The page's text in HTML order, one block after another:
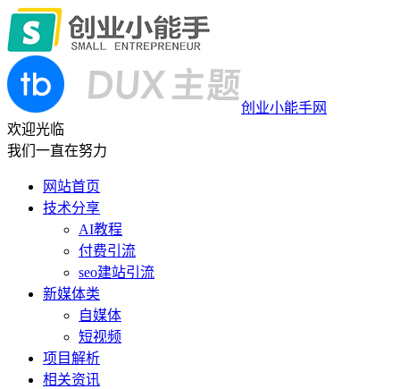
创业小能手网
欢迎光临
我们一直在努力
网站首页
技术分享
AI教程
付费引流
seo建站引流
新媒体类
自媒体
短视频
项目解析
相关资讯